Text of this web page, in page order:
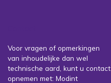
Voor vragen of opmerkingen
van inhoudelijke dan wel
technische aard, kunt u contact
opnemen met: Modint